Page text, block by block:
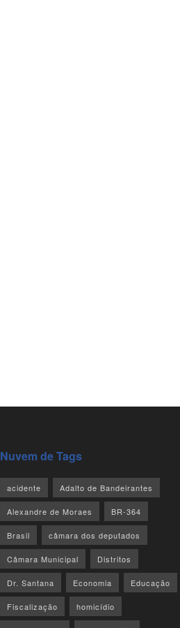
Nuvem de Tags
acidente Adalto de Bandeirantes
Alexandre de Moraes BR-364
Brasil câmara dos deputados
Câmara Municipal Distritos
Dr. Santana Economia Educação
Fiscalização homicídio